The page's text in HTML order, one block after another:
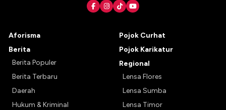
Aforisma
Berita
Berita Populer
Berita Terbaru
Daerah
Hukum & Kriminal
Pojok Curhat
Pojok Karikatur
Regional
Lensa Flores
Lensa Sumba
Lensa Timor